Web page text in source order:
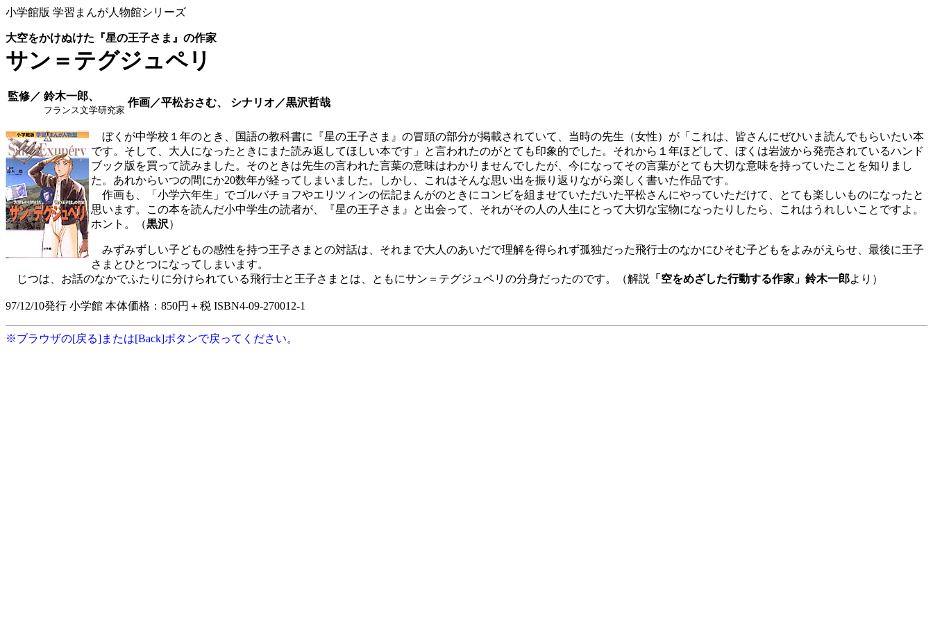
小学館版 学習まんが人物館シリーズ
大空をかけぬけた『星の王子さま』の作家
サン＝テグジュペリ
監修／ 鈴木一郎、
フランス文学研究家
作画／平松おさむ、 シナリオ／黒沢哲哉
ぼくが中学校１年のとき、国語の教科書に『星の王子さま』の冒頭の部分が掲載されていて、当時の先生（女性）が「これは、皆さんにぜひいま読んでもらいたい本
です。そして、大人になったときにまた読み返してほしい本です」と言われたのがとても印象的でした。それから１年ほどして、ぼくは岩波から発売されているハンド
ブック版を買って読みました。そのときは先生の言われた言葉の意味はわかりませんでしたが、今になってその言葉がとても大切な意味を持っていたことを知りまし
た。あれからいつの間にか20数年が経ってしまいました。しかし、これはそんな思い出を振り返りながら楽しく書いた作品です。
作画も、「小学六年生」でゴルバチョフやエリツィンの伝記まんがのときにコンビを組ませていただいた平松さんにやっていただけて、とても楽しいものになったと
思います。この本を読んだ小中学生の読者が、『星の王子さま』と出会って、それがその人の人生にとって大切な宝物になったりしたら、これはうれしいことですよ。
ホント。（黒沢）
みずみずしい子どもの感性を持つ王子さまとの対話は、それまで大人のあいだで理解を得られず孤独だった飛行士のなかにひそむ子どもをよみがえらせ、最後に王子
さまとひとつになってしまいます。
じつは、お話のなかでふたりに分けられている飛行士と王子さまとは、ともにサン＝テグジュペリの分身だったのです。（解説
「空をめざした行動する作家」鈴木一郎より）
97/12/10発行 小学館 本体価格：850円＋税 ISBN4-09-270012-1
※ブラウザの[戻る]または[Back]ボタンで戻ってください。